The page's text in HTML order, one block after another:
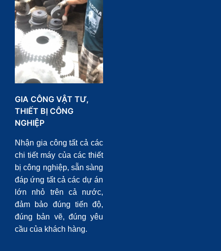
GIA CÔNG VẬT TƯ,
THIẾT BỊ CÔNG
NGHIỆP
Nhận gia công tất cả các
chi tiết máy của các thiết
bị công nghiệp, sẵn sàng
đáp ứng tất cả các dự án
lớn nhỏ trên cả nước,
đảm bảo đúng tiến độ,
đúng bản vẽ, đúng yêu
cầu của khách hàng.